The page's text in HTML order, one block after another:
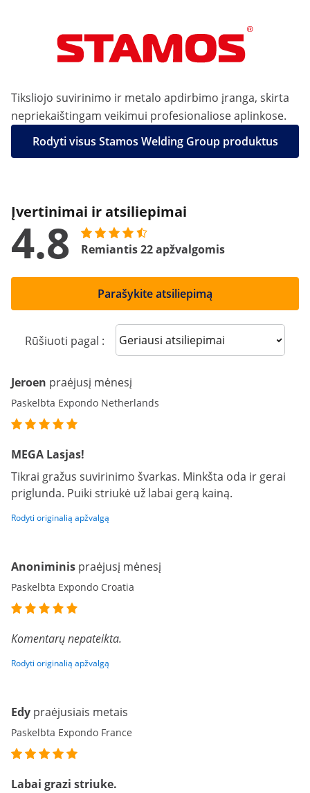
Tiksliojo suvirinimo ir metalo apdirbimo įranga, skirta
nepriekaištingam veikimui profesionaliose aplinkose.
Rodyti visus Stamos Welding Group produktus
Įvertinimai ir atsiliepimai
4.8 Remiantis 22 apžvalgomis
Parašykite atsiliepimą
Rūšiuoti pagal : Sort reviews
Jeroen praėjusį mėnesį
Paskelbta Expondo Netherlands
MEGA Lasjas!
Tikrai gražus suvirinimo švarkas. Minkšta oda ir gerai
priglunda. Puiki striukė už labai gerą kainą.
Rodyti originalią apžvalgą
Anoniminis praėjusį mėnesį
Paskelbta Expondo Croatia
Komentarų nepateikta.
Rodyti originalią apžvalgą
Edy praėjusiais metais
Paskelbta Expondo France
Labai grazi striuke.